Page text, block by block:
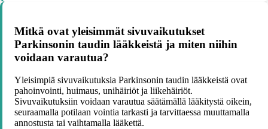
Mitkä ovat yleisimmät sivuvaikutukset
Parkinsonin taudin lääkkeistä ja miten niihin
voidaan varautua?
Yleisimpiä sivuvaikutuksia Parkinsonin taudin lääkkeistä ovat
pahoinvointi, huimaus, unihäiriöt ja liikehäiriöt.
Sivuvaikutuksiin voidaan varautua säätämällä lääkitystä oikein,
seuraamalla potilaan vointia tarkasti ja tarvittaessa muuttamalla
annostusta tai vaihtamalla lääkettä.